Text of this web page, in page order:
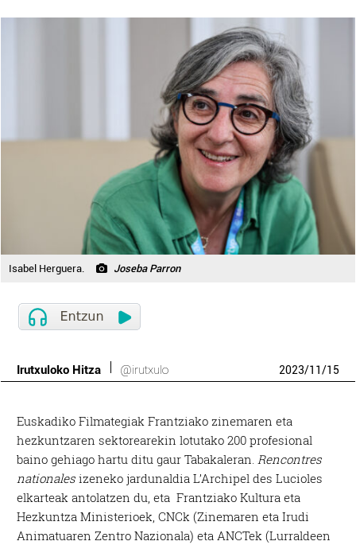
Isabel Herguera. Joseba Parron
Irutxuloko Hitza @irutxulo 2023/11/15
Euskadiko Filmategiak Frantziako zinemaren eta
hezkuntzaren sektorearekin lotutako 200 profesional
baino gehiago hartu ditu gaur Tabakaleran. Rencontres
nationales izeneko jardunaldia L’Archipel des Lucioles
elkarteak antolatzen du, eta Frantziako Kultura eta
Hezkuntza Ministerioek, CNCk (Zinemaren eta Irudi
Animatuaren Zentro Nazionala) eta ANCTek (Lurraldeen